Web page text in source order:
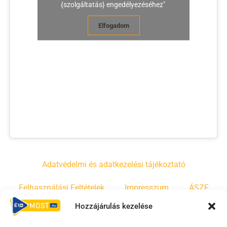
Hozzájárulás kezelése
{szolgáltatás} engedélyezéséhez"
Elfogadom
Adatvédelmi és adatkezelési tájékoztató
Felhasználási Feltételek Impresszum ÁSZF
Irányelvek Moderálási szabályzat